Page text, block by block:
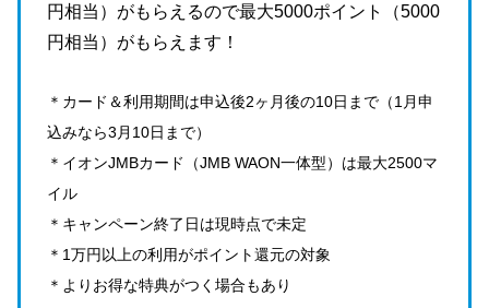
円相当）がもらえるので最大5000ポイント（5000
円相当）がもらえます！
＊カード＆利用期間は申込後2ヶ月後の10日まで（1月申
込みなら3月10日まで）
＊イオンJMBカード（JMB WAON一体型）は最大2500マ
イル
＊キャンペーン終了日は現時点で未定
＊1万円以上の利用がポイント還元の対象
＊よりお得な特典がつく場合もあり